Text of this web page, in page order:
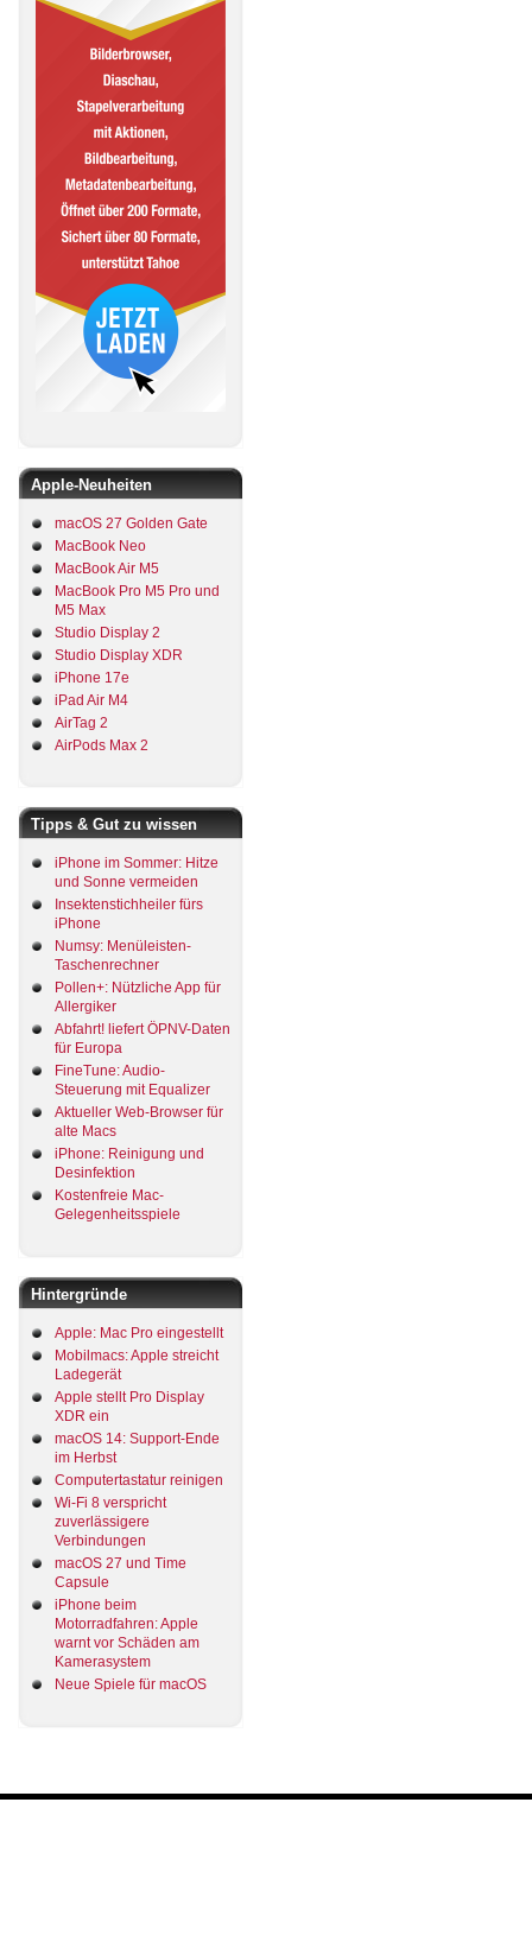
Apple-Neuheiten
macOS 27 Golden Gate
MacBook Neo
MacBook Air M5
MacBook Pro M5 Pro und
M5 Max
Studio Display 2
Studio Display XDR
iPhone 17e
iPad Air M4
AirTag 2
AirPods Max 2
Tipps & Gut zu wissen
iPhone im Sommer: Hitze
und Sonne vermeiden
Insektenstichheiler fürs
iPhone
Numsy: Menüleisten-
Taschenrechner
Pollen+: Nützliche App für
Allergiker
Abfahrt! liefert ÖPNV-Daten
für Europa
FineTune: Audio-
Steuerung mit Equalizer
Aktueller Web-Browser für
alte Macs
iPhone: Reinigung und
Desinfektion
Kostenfreie Mac-
Gelegenheitsspiele
Hintergründe
Apple: Mac Pro eingestellt
Mobilmacs: Apple streicht
Ladegerät
Apple stellt Pro Display
XDR ein
macOS 14: Support-Ende
im Herbst
Computertastatur reinigen
Wi-Fi 8 verspricht
zuverlässigere
Verbindungen
macOS 27 und Time
Capsule
iPhone beim
Motorradfahren: Apple
warnt vor Schäden am
Kamerasystem
Neue Spiele für macOS